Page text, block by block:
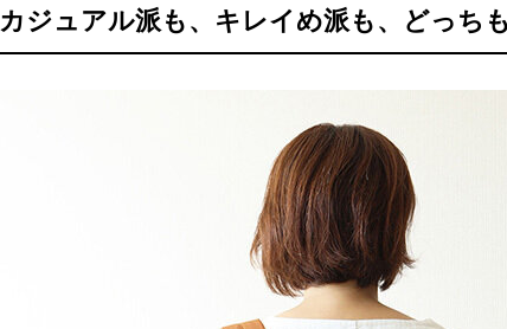
カジュアル派も、キレイめ派も、どっち